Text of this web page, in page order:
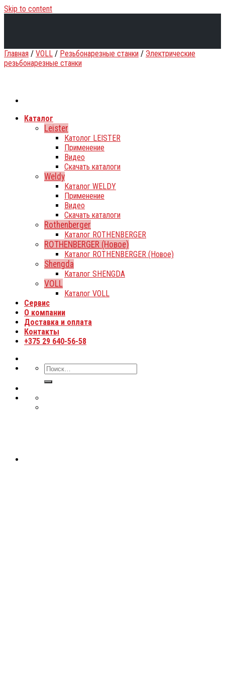
Skip to content
Каталог
Leister
Католог LEISTER
Применение
Видео
Скачать каталоги
Weldy
Каталог WELDY
Применение
Видео
Скачать каталоги
Rothenberger
Каталог ROTHENBERGER
ROTHENBERGER (Новое)
Каталог ROTHENBERGER (Новое)
Shengda
Каталог SHENGDA
VOLL
Каталог VOLL
Сервис
О компании
Доставка и оплата
Контакты
+375 29 640-56-58
Главная / VOLL / Резьбонарезные станки / Электрические
резьбонарезные станки